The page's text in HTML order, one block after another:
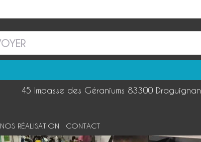
45 Impasse des Géraniums 83300 Draguignan
NOS RÉALISATION CONTACT